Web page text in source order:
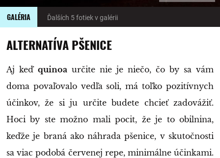
GALÉRIA Ďalších 5 fotiek v galérii
ALTERNATÍVA PŠENICE
Aj keď quinoa určite nie je niečo, čo by sa vám
doma povaľovalo vedľa soli, má toľko pozitívnych
účinkov, že si ju určite budete chcieť zadovážiť.
Hoci by ste možno mali pocit, že je to obilnina,
keďže je braná ako náhrada pšenice, v skutočnosti
sa viac podobá červenej repe, minimálne účinkami.